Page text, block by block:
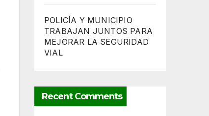
POLICÍA Y MUNICIPIO
TRABAJAN JUNTOS PARA
MEJORAR LA SEGURIDAD
VIAL
Recent Comments